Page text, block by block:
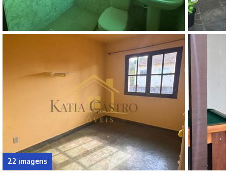
22 imagens